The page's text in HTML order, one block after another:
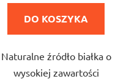
5,0
na
gwiazdek.
DO KOSZYKA
Naturalne źródło białka o
wysokiej zawartości